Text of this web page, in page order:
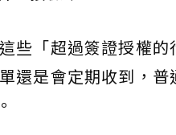
些「超過簽證授權的
還是會定期收到，普